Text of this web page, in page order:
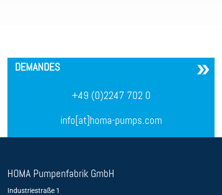
DEMANDES
+49 (0)2247 702 0
info[at]homa-pumps.com
HOMA Pumpenfabrik GmbH
Industriestraße 1